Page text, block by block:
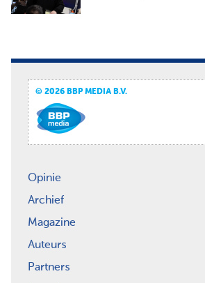
© 2026 BBP MEDIA B.V.
Opinie
Archief
Magazine
Auteurs
Partners